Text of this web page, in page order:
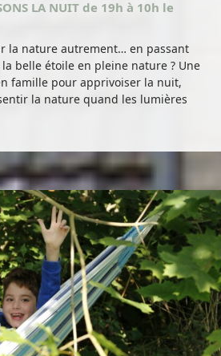
LA NUIT de 19h à 10h le
la nature autrement… en passant
belle étoile en pleine nature ? Une
famille pour apprivoiser la nuit,
la nature quand les lumières